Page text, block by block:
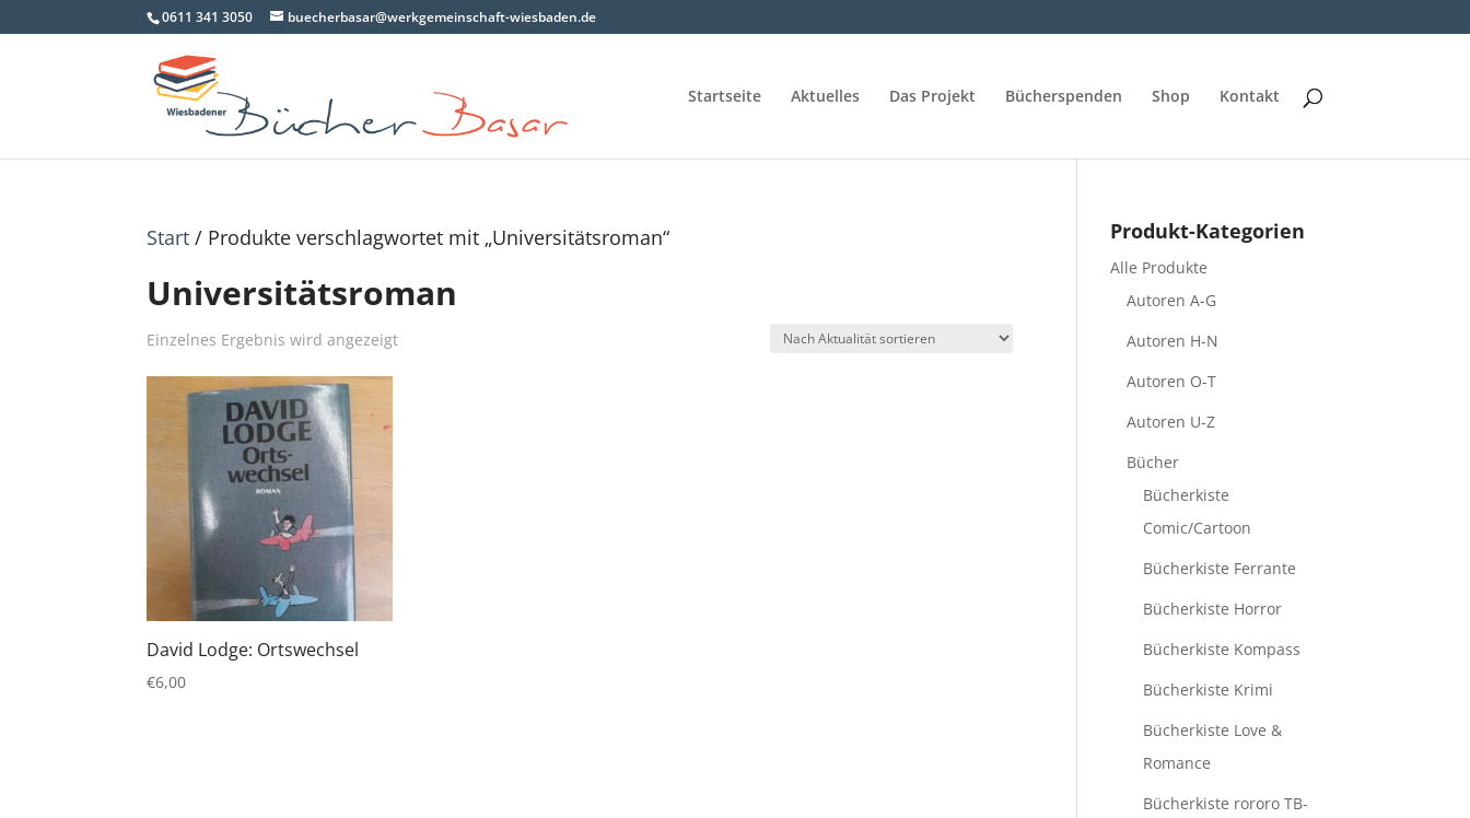
0611 341 3050 buecherbasar@werkgemeinschaft-wiesbaden.de
Startseite Aktuelles Das Projekt Bücherspenden Shop Kontakt
Start / Produkte verschlagwortet mit „Universitätsroman“
Universitätsroman
Einzelnes Ergebnis wird angezeigt
David Lodge: Ortswechsel
€6,00
Produkt-Kategorien
Alle Produkte
Autoren A-G
Autoren H-N
Autoren O-T
Autoren U-Z
Bücher
Bücherkiste
Comic/Cartoon
Bücherkiste Ferrante
Bücherkiste Horror
Bücherkiste Kompass
Bücherkiste Krimi
Bücherkiste Love &
Romance
Bücherkiste rororo TB-